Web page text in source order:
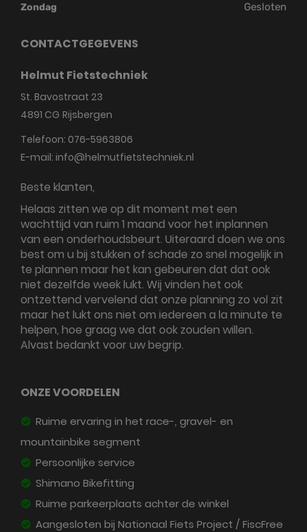
Zondag Gesloten
CONTACTGEGEVENS
Helmut Fietstechniek
St. Bavostraat 23
4891 CG Rijsbergen
Telefoon: 076-5963806
E-mail: info@helmutfietstechniek.nl
Beste klanten,
Helaas zitten we op dit moment met een
wachttijd van ruim 1 maand voor het inplannen
van een onderhoudsbeurt. Uiteraard doen we ons
best om u bij stukken of schade zo snel mogelijk in
te plannen maar het kan gebeuren dat dat ook
niet dezelfde week lukt. Wij vinden het ook
ontzettend vervelend dat onze planning zo vol zit
maar het lukt ons niet om iedereen a la minute te
helpen, hoe graag we dat ook zouden willen.
Alvast bedankt voor uw begrip.
ONZE VOORDELEN
Ruime ervaring in het race-, gravel- en
mountainbike segment
Persoonlijke service
Shimano Bikefitting
Ruime parkeerplaats achter de winkel
Aangesloten bij Nationaal Fiets Project / FiscFree